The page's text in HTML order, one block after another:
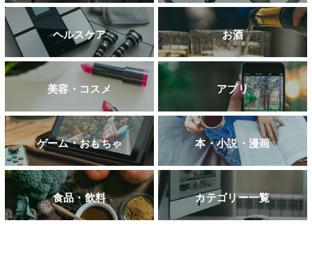
ヘルスケア お酒
美容・コスメ アプリ
ゲーム・おもちゃ 本・小説・漫画
食品・飲料 カテゴリー一覧